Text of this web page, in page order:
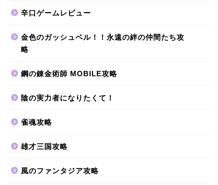
辛口ゲームレビュー
金色のガッシュベル！！永遠の絆の仲間たち攻
略
鋼の錬金術師 MOBILE攻略
陰の実力者になりたくて！
雀魂攻略
雄才三国攻略
風のファンタジア攻略